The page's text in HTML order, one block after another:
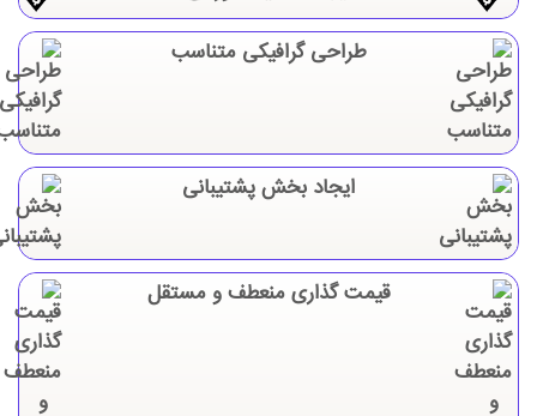
طراحی گرافیکی متناسب
ایجاد بخش پشتیبانی
قیمت گذاری منعطف و مستقل